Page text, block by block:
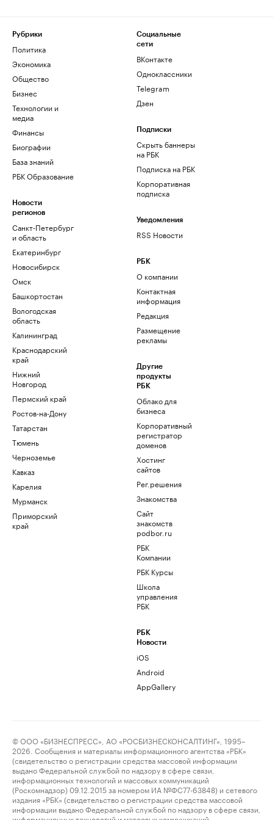
Рубрики
Политика
Экономика
Общество
Бизнес
Технологии и
медиа
Финансы
Биографии
База знаний
РБК Образование
Новости
регионов
Санкт-Петербург
и область
Екатеринбург
Новосибирск
Омск
Башкортостан
Вологодская
область
Калининград
Краснодарский
край
Нижний
Новгород
Пермский край
Ростов-на-Дону
Татарстан
Тюмень
Черноземье
Кавказ
Карелия
Мурманск
Приморский
край
Социальные
сети
ВКонтакте
Одноклассники
Telegram
Дзен
Подписки
Скрыть баннеры
на РБК
Подписка на РБК
Корпоративная
подписка
Уведомления
RSS Новости
РБК
О компании
Контактная
информация
Редакция
Размещение
рекламы
Другие
продукты
РБК
Облако для
бизнеса
Корпоративный
регистратор
доменов
Хостинг
сайтов
Рег.решения
Знакомства
Сайт
знакомств
podbor.ru
РБК
Компании
РБК Курсы
Школа
управления
РБК
РБК
Новости
iOS
Android
AppGallery
© ООО «БИЗНЕСПРЕСС», АО «РОСБИЗНЕСКОНСАЛТИНГ», 1995–
2026. Сообщения и материалы информационного агентства «РБК»
(свидетельство о регистрации средства массовой информации
выдано Федеральной службой по надзору в сфере связи,
информационных технологий и массовых коммуникаций
(Роскомнадзор) 09.12.2015 за номером ИА №ФС77-63848) и сетевого
издания «РБК» (свидетельство о регистрации средства массовой
информации выдано Федеральной службой по надзору в сфере связи,